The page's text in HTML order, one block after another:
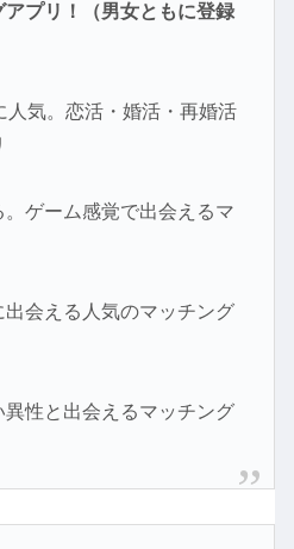
プリ！（男女ともに登録
人気。恋活・婚活・再婚活
ゲーム感覚で出会えるマ
会える人気のマッチング
性と出会えるマッチング